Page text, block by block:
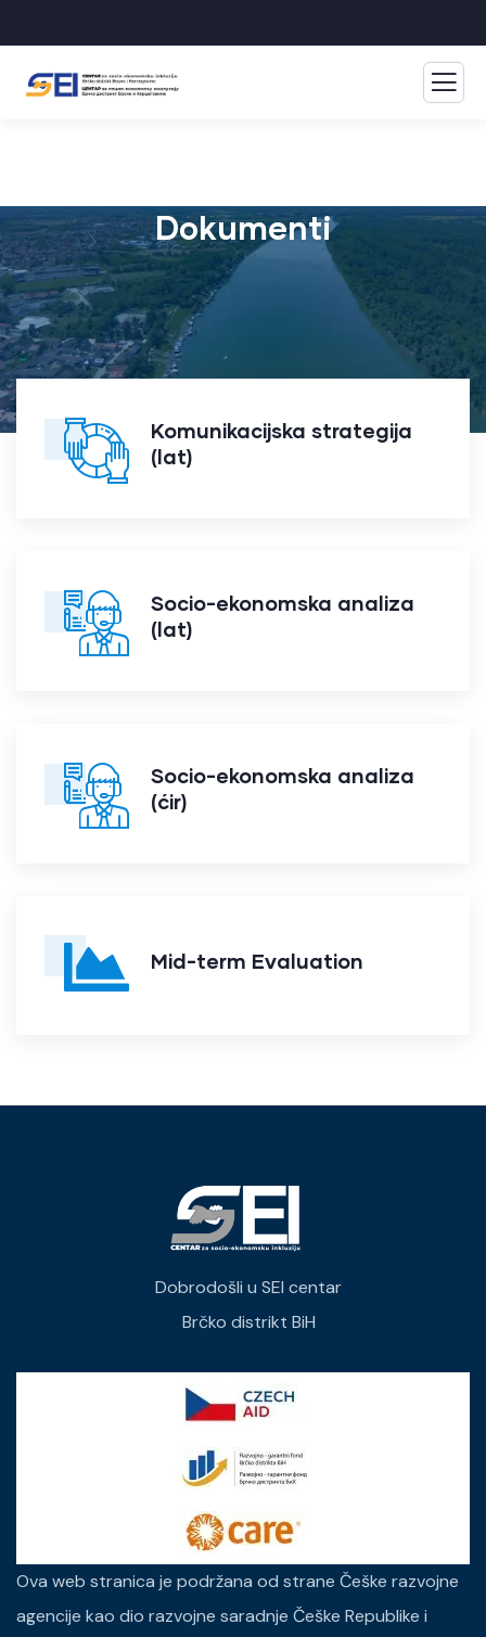
Dokumenti
Komunikacijska strategija
(lat)
Socio-ekonomska analiza
(lat)
Socio-ekonomska analiza
(ćir)
Mid-term Evaluation
Dobrodošli u SEI centar
Brčko distrikt BiH
Ova web stranica je podržana od strane Češke razvojne
agencije kao dio razvojne saradnje Češke Republike i